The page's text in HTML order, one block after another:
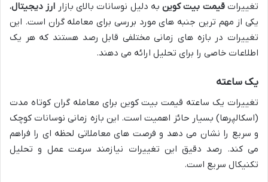
تغییراتقیمت بیت کوینبه دلیل نوسانات بالای بازار ارز دیجیتال،
یکی از مهم ترین جنبه های مورد بررسی برای معامله گران است. این
تغییرات در بازه های زمانی مختلفی قابل رصد هستند که هر یک
اطلاعات خاصی را برای تحلیل ارائه می دهند.
یک ساعته
تغییرات یک ساعته قیمت بیت کوین برای معامله گران کوتاه مدت
(اسکالپرها) بسیار حائز اهمیت است. این بازه زمانی نوسانات کوچک
و سریع را نشان می دهد و فرصت های معاملاتی لحظه ای را فراهم
می کند. رصد دقیق این تغییرات نیازمند سرعت عمل و تحلیل
تکنیکال سریع است.